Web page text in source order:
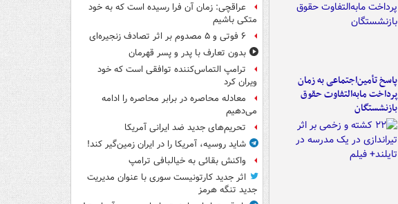
پاسخ تأمین‌اجتماعی به زمان
پرداخت مابه‌التفاوت حقوق
بازنشستگان
عراقچی: زمان آن فرا رسیده است که به خود
متکی باشیم
۶ فوتی و ۵ مصدوم بر اثر تصادف زنجیره‌ای
بدون تعارف با پدر و پسر قهرمان
ترامپ التماس‌کننده توافقی است که خود
ویران کرد
معادله محاصره در برابر محاصره را ادامه
می‌دهیم
تحریم‌های جدید ضد ایرانی آمریکا
شاید روسیه، آمریکا را در ایران زمین‌گیر کند!
واکنش بقائی به خیالبافی ترامپ
اثر جدید کارتونیست سوری با عنوان مدیریت
جدید تنگه هرمز